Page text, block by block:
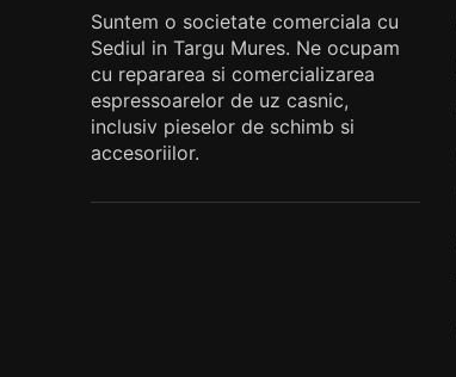
Suntem o societate comerciala cu
Sediul in Targu Mures. Ne ocupam
cu repararea si comercializarea
espressoarelor de uz casnic,
inclusiv pieselor de schimb si
accesoriilor.